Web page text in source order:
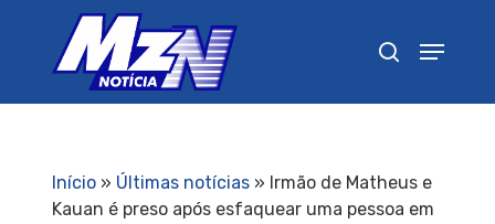
Início» Últimas notícias» Irmão de Matheus e
Kauan é preso após esfaquear uma pessoa em